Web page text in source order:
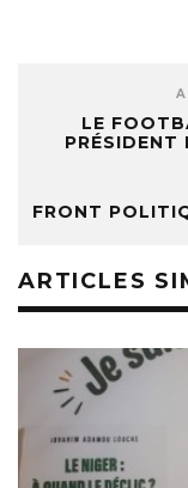
LE
PRÉSIDENT
FRONT
ARTICLES